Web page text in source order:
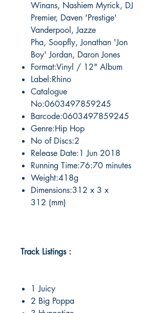
Winans, Nashiem Myrick, DJ
Premier, Daven 'Prestige'
Vanderpool, Jazze
Pha, Soopfly, Jonathan 'Jon
Boy' Jordan, Daron Jones
Format:Vinyl / 12" Album
Label:Rhino
Catalogue
No:0603497859245
Barcode:0603497859245
Genre:Hip Hop
No of Discs:2
Release Date:1 Jun 2018
Running Time:76:70 minutes
Weight:418g
Dimensions:312 x 3 x
312 (mm)
Track Listings :
1 Juicy
2 Big Poppa